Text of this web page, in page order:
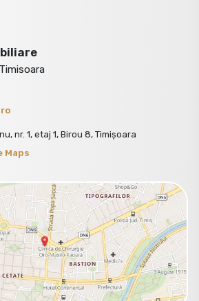
nr. 1, etaj 1, Birou 8, Timișoara
Maps